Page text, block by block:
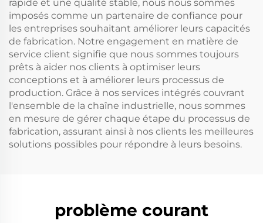
rapide et une qualité stable, nous nous sommes
imposés comme un partenaire de confiance pour
les entreprises souhaitant améliorer leurs capacités
de fabrication. Notre engagement en matière de
service client signifie que nous sommes toujours
prêts à aider nos clients à optimiser leurs
conceptions et à améliorer leurs processus de
production. Grâce à nos services intégrés couvrant
l'ensemble de la chaîne industrielle, nous sommes
en mesure de gérer chaque étape du processus de
fabrication, assurant ainsi à nos clients les meilleures
solutions possibles pour répondre à leurs besoins.
problème courant